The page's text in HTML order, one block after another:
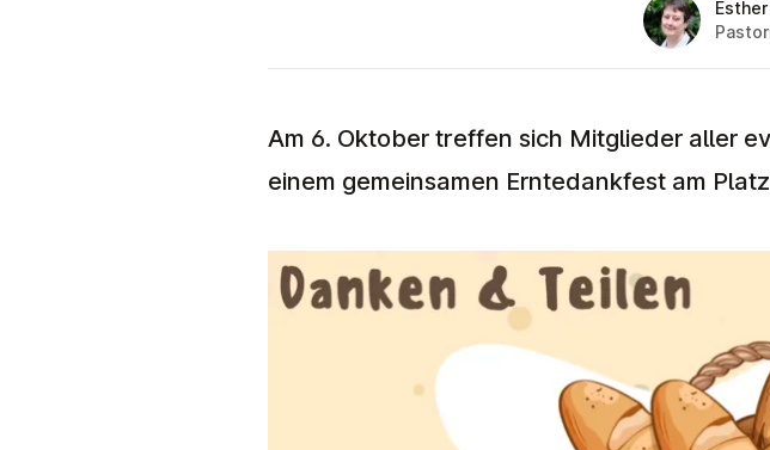
Am 6. Oktober treffen sich Mitglieder aller
einem gemeinsamen Erntedankfest am